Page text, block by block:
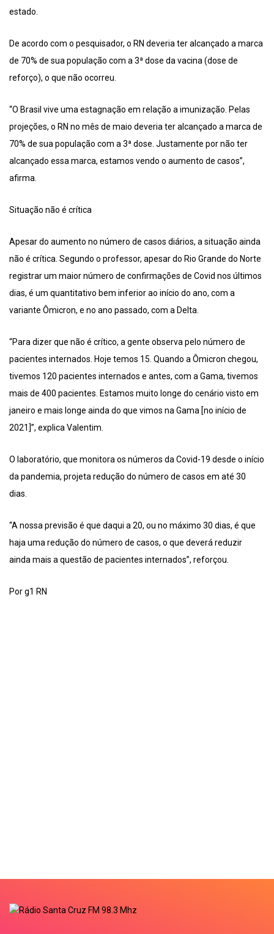
estado.
De acordo com o pesquisador, o RN deveria ter alcançado a marca
de 70% de sua população com a 3ª dose da vacina (dose de
reforço), o que não ocorreu.
“O Brasil vive uma estagnação em relação a imunização. Pelas
projeções, o RN no mês de maio deveria ter alcançado a marca de
70% de sua população com a 3ª dose. Justamente por não ter
alcançado essa marca, estamos vendo o aumento de casos”,
afirma.
Situação não é crítica
Apesar do aumento no número de casos diários, a situação ainda
não é crítica. Segundo o professor, apesar do Rio Grande do Norte
registrar um maior número de confirmações de Covid nos últimos
dias, é um quantitativo bem inferior ao início do ano, com a
variante Ômicron, e no ano passado, com a Delta.
“Para dizer que não é crítico, a gente observa pelo número de
pacientes internados. Hoje temos 15. Quando a Ômicron chegou,
tivemos 120 pacientes internados e antes, com a Gama, tivemos
mais de 400 pacientes. Estamos muito longe do cenário visto em
janeiro e mais longe ainda do que vimos na Gama [no início de
2021]”, explica Valentim.
O laboratório, que monitora os números da Covid-19 desde o início
da pandemia, projeta redução do número de casos em até 30
dias.
“A nossa previsão é que daqui a 20, ou no máximo 30 dias, é que
haja uma redução do número de casos, o que deverá reduzir
ainda mais a questão de pacientes internados”, reforçou.
Por g1 RN